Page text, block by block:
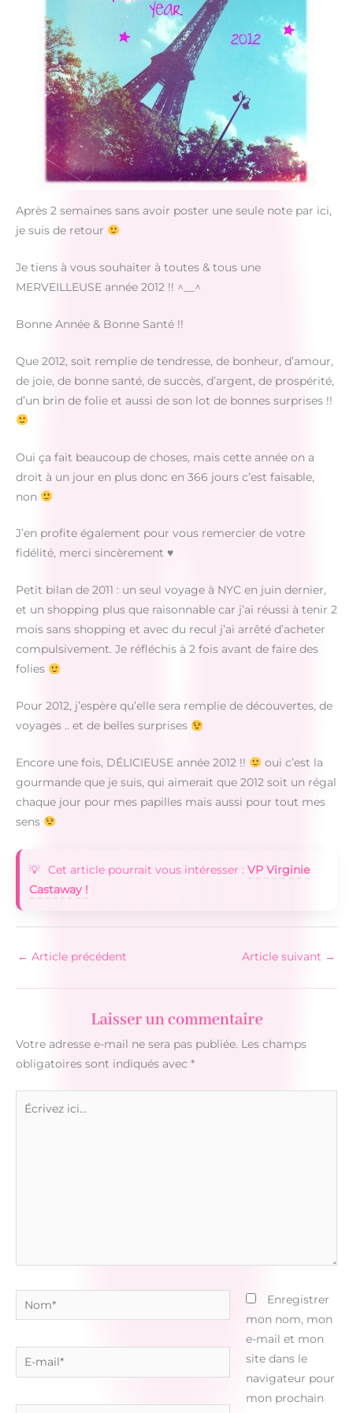
Après 2 semaines sans avoir poster une seule note par ici,
je suis de retour
Je tiens à vous souhaiter à toutes & tous une
MERVEILLEUSE année 2012 !! ^__^
Bonne Année & Bonne Santé !!
Que 2012, soit remplie de tendresse, de bonheur, d’amour,
de joie, de bonne santé, de succès, d’argent, de prospérité,
d’un brin de folie et aussi de son lot de bonnes surprises !!
Oui ça fait beaucoup de choses, mais cette année on a
droit à un jour en plus donc en 366 jours c’est faisable,
non
J’en profite également pour vous remercier de votre
fidélité, merci sincèrement ♥
Petit bilan de 2011 : un seul voyage à NYC en juin dernier,
et un shopping plus que raisonnable car j’ai réussi à tenir 2
mois sans shopping et avec du recul j’ai arrêté d’acheter
compulsivement. Je réfléchis à 2 fois avant de faire des
folies
Pour 2012, j’espère qu’elle sera remplie de découvertes, de
voyages .. et de belles surprises
Encore une fois, DÉLICIEUSE année 2012 !!
oui c’est la
gourmande que je suis, qui aimerait que 2012 soit un régal
chaque jour pour mes papilles mais aussi pour tout mes
sens
Cet article pourrait vous intéresser : VP Virginie
Castaway !
← Article précédent Article suivant →
Laisser un commentaire
Votre adresse e-mail ne sera pas publiée. Les champs
obligatoires sont indiqués avec *
Nom*
E-
mail*
Enregistrer
mon nom, mon
e-mail et mon
site dans le
navigateur pour
mon prochain